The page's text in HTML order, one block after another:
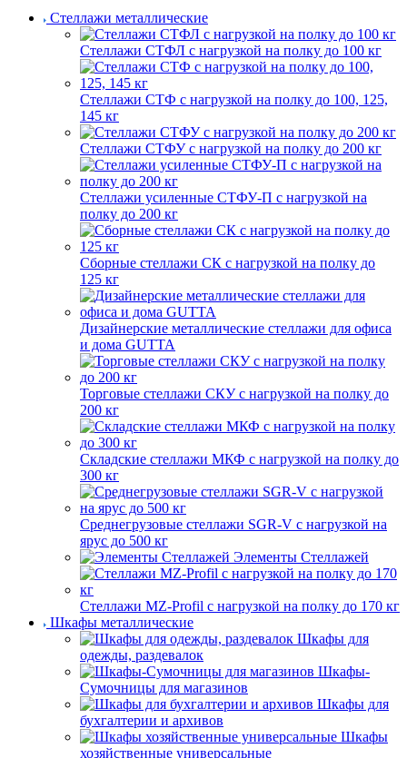
Стеллажи металлические
Стеллажи СТФЛ с нагрузкой на полку до 100 кг
Стеллажи СТФ с нагрузкой на полку до 100, 125,
145 кг
Стеллажи СТФУ с нагрузкой на полку до 200 кг
Стеллажи усиленные СТФУ-П с нагрузкой на
полку до 200 кг
Сборные стеллажи СК с нагрузкой на полку до
125 кг
Дизайнерские металлические стеллажи для офиса
и дома GUTTA
Торговые стеллажи СКУ с нагрузкой на полку до
200 кг
Складские стеллажи МКФ с нагрузкой на полку до
300 кг
Среднегрузовые стеллажи SGR-V с нагрузкой на
ярус до 500 кг
Элементы Стеллажей
Стеллажи MZ-Profil с нагрузкой на полку до 170 кг
Шкафы металлические
Шкафы для
одежды, раздевалок
Шкафы-
Сумочницы для магазинов
Шкафы для
бухгалтерии и архивов
Шкафы
хозяйственные универсальные